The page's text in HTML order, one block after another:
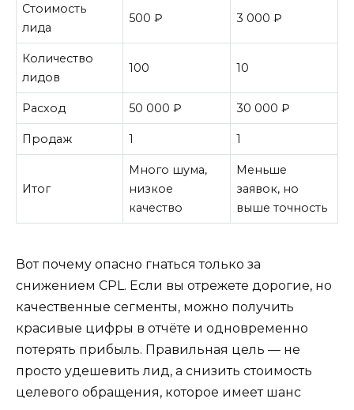
Стоимость
лида
500 ₽ 3 000 ₽
Количество
лидов
100 10
Расход 50 000 ₽ 30 000 ₽
Продаж 1 1
Итог
Много шума,
низкое
качество
Меньше
заявок, но
выше точность
Вот почему опасно гнаться только за
снижением CPL. Если вы отрежете дорогие, но
качественные сегменты, можно получить
красивые цифры в отчёте и одновременно
потерять прибыль. Правильная цель — не
просто удешевить лид, а снизить стоимость
целевого обращения, которое имеет шанс